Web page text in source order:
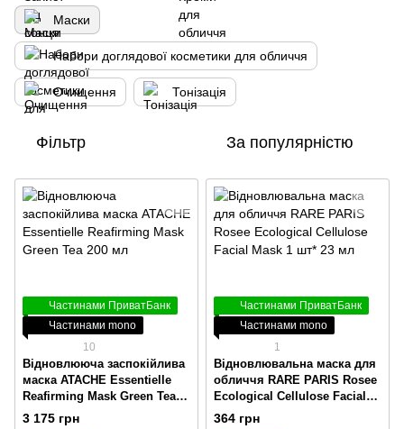
Маски
Набори доглядової косметики для обличчя
Очищення Тонізація
Фільтр За популярністю
Частинами ПриватБанк
Частинами mono
10
Відновлююча заспокійлива
маска ATACHE Essentielle
Reafirming Mask Green Tea
200 мл
3 175 грн
Частинами ПриватБанк
Частинами mono
1
Відновлювальна маска для
обличчя RARE PARIS Rosee
Ecological Cellulose Facial
Mask 1 шт* 23 мл
364 грн